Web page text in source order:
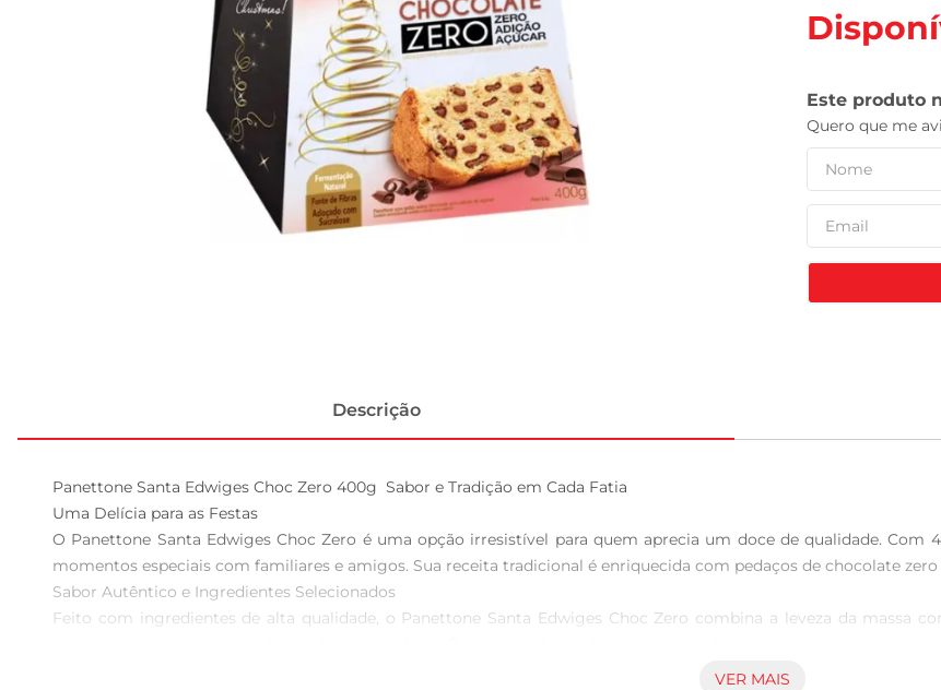
Descrição
Panettone Santa Edwiges Choc Zero 400g  Sabor e Tradição em Cada Fatia
Uma Delícia para as Festas
O Panettone Santa Edwiges Choc Zero é uma opção irresistível para quem aprecia um doce de qualidade.
momentos especiais com familiares e amigos. Sua receita tradicional é enriquecida com pedaços de chocolate
Sabor Autêntico e Ingredientes Selecionados
Feito com ingredientes de alta qualidade, o Panettone Santa Edwiges Choc Zero combina a leveza da massa
VER MAIS
leite
tv
leite pó